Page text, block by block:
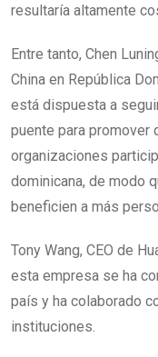
resultaría altamente
Entre tanto, Chen
China en República
está dispuesta a
puente para promover
organizaciones
dominicana, de modo
beneficien a más
Tony Wang, CEO de
esta empresa se ha
país y ha colaborado
instituciones.